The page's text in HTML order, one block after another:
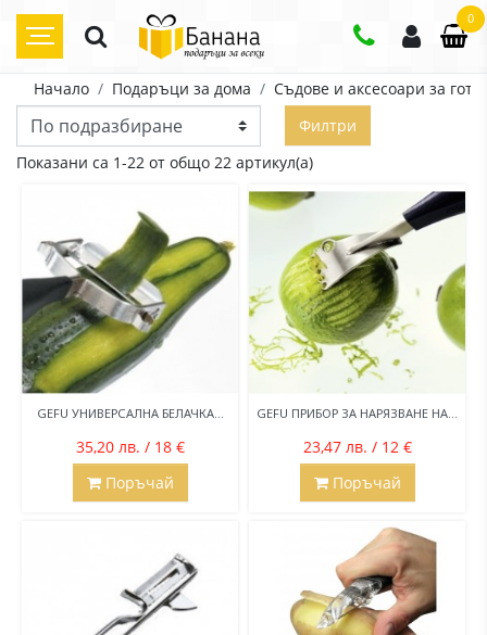
0
Начало Подаръци за дома
Съдове и аксесоари за
Филтри
Показани са 1-22 от общо 22 артикул(а)
GEFU УНИВЕРСАЛНА БЕЛАЧКА...
35,20 лв. / 18 €
Поръчай
GEFU ПРИБОР ЗА НАРЯЗВАНЕ НА...
23,47 лв. / 12 €
Поръчай